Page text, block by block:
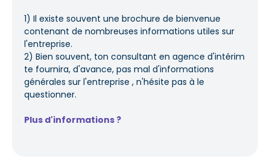
1) Il existe souvent une brochure de bienvenue
contenant de nombreuses informations utiles sur
l'entreprise.
2) Bien souvent, ton consultant en agence d'intérim
te fournira, d'avance, pas mal d'informations
générales sur l'entreprise , n'hésite pas à le
questionner.
Plus d'informations ?